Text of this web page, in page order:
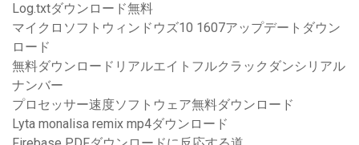
Log.txtダウンロード無料
マイクロソフトウィンドウズ10 1607アップデートダウン
ロード
無料ダウンロードリアルエイトフルクラックダンシリアル
ナンバー
プロセッサー速度ソフトウェア無料ダウンロード
Lyta monalisa remix mp4ダウンロード